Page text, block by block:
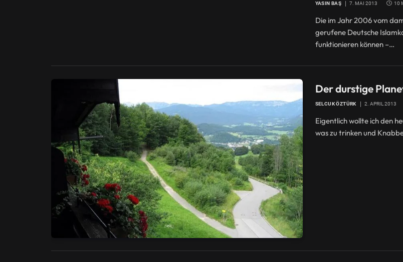
YASIN BAŞ 7. MAI 2013 10
Die im Jahr 2006 vom
gerufene Deutsche
funktionieren können –…
Der durstige
SELCUK ÖZTÜRK 2. APRIL 2013
Eigentlich wollte ich den
was zu trinken und